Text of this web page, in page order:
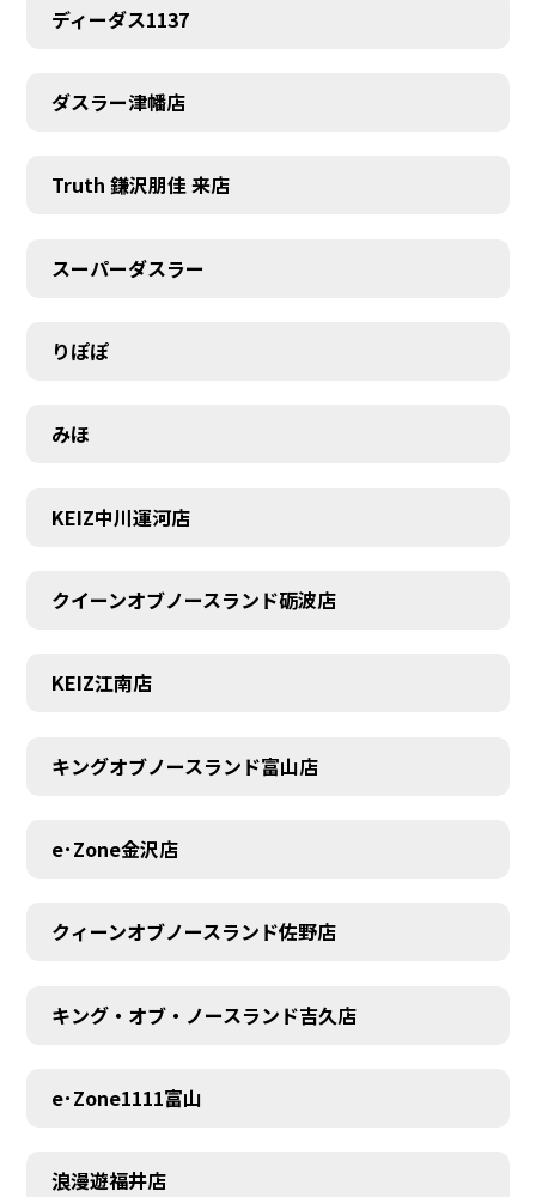
ディーダス1137
ダスラー津幡店
Truth 鎌沢朋佳 来店
スーパーダスラー
りぽぽ
みほ
KEIZ中川運河店
クイーンオブノースランド砺波店
KEIZ江南店
キングオブノースランド富山店
e･Zone金沢店
クィーンオブノースランド佐野店
キング・オブ・ノースランド吉久店
e･Zone1111富山
浪漫遊福井店